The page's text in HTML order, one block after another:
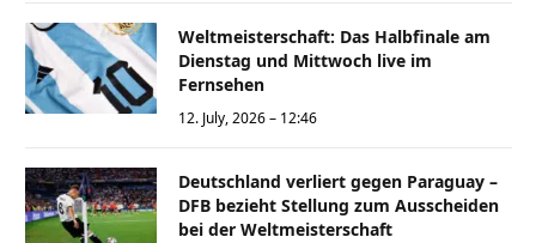
Weltmeisterschaft: Das Halbfinale am
Dienstag und Mittwoch live im
Fernsehen
12. July, 2026 – 12:46
Deutschland verliert gegen Paraguay –
DFB bezieht Stellung zum Ausscheiden
bei der Weltmeisterschaft